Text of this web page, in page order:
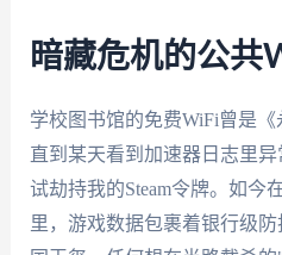
暗藏危机的公共
学校图书馆的免费WiFi曾是《
直到某天看到加速器日志里
试劫持我的Steam令牌。如今
里，游戏数据包裹着银行级